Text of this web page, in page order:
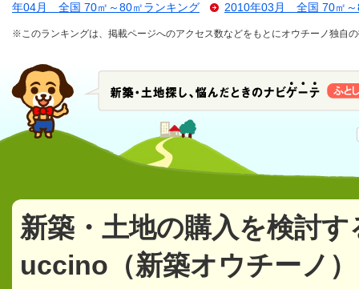
年04月 全国 70㎡～80㎡ランキング
2010年03月 全国 70㎡～
※このランキングは、掲載ページへのアクセス数などをもとにオウチーノ独自
新築・土地の購入を検討
uccino（新築オウチーノ